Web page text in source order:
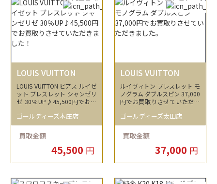
LOUIS VUITTON
LOUIS VUITTON ピアス ルイゼ
ット ブレスレット シャンゼリ
ゼ 30％UP♪45,500円でお買
ゴールディーズ本庄店
買取金額
45,500 円
LOUIS VUITTON
ルイヴィトン ブレスレット モ
ノグラム ダブルスピン 37,000
円でお買取りさせていただき
ゴールディーズ太田店
買取金額
37,000 円